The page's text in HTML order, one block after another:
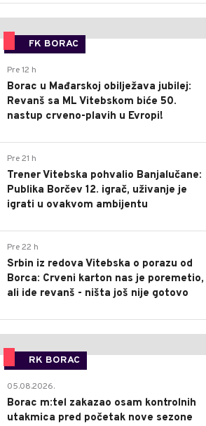
FK BORAC
Pre 12 h
Borac u Mađarskoj obilježava jubilej:
Revanš sa ML Vitebskom biće 50.
nastup crveno-plavih u Evropi!
Pre 21 h
Trener Vitebska pohvalio Banjalučane:
Publika Borčev 12. igrač, uživanje je
igrati u ovakvom ambijentu
Pre 22 h
Srbin iz redova Vitebska o porazu od
Borca: Crveni karton nas je poremetio,
ali ide revanš - ništa još nije gotovo
RK BORAC
05.08.2026.
Borac m:tel zakazao osam kontrolnih
utakmica pred početak nove sezone